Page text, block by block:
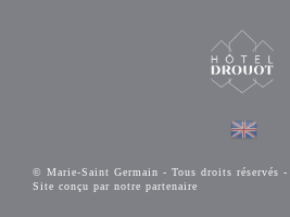
© Marie-Saint Germain - Tous droits réservés -
Site conçu par notre partenaire